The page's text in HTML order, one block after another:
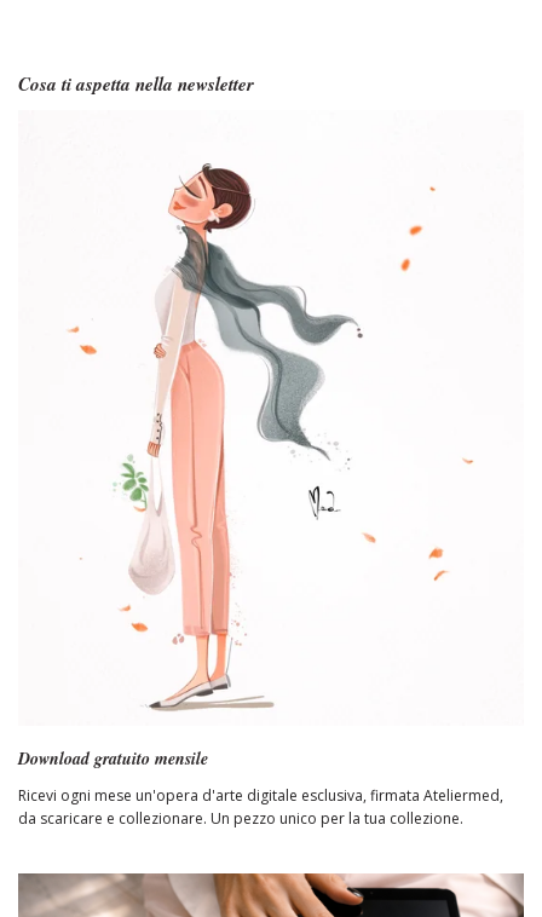
Cosa ti aspetta nella newsletter
Download gratuito mensile
Ricevi ogni mese un'opera d'arte digitale esclusiva, firmata Ateliermed,
da scaricare e collezionare. Un pezzo unico per la tua collezione.